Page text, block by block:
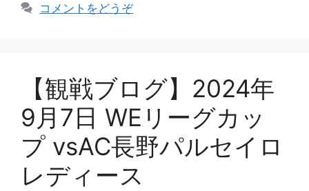
リ
コメントをどうぞ
【観戦ブログ】2024年
9月7日 WEリーグカッ
プ vsAC長野パルセイロ
レディース